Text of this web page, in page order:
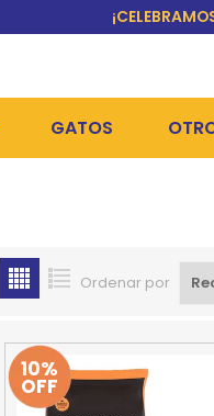
PELUQUERÍA Y COSMÉTICA
CASETAS
Y TRANSPORTADORAS
GATOS
ARENAS SANITARIAS
HIGIENE Y BAÑOS
COMEDEROS Y
Ordenar por
10%
OFF